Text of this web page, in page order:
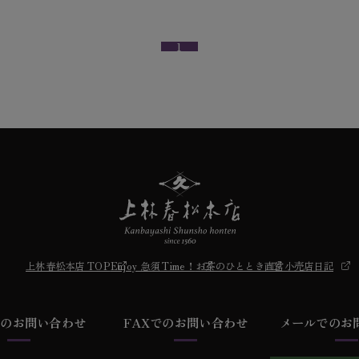
1
上林春松本店 TOPEnjoy 急須 Time！ お茶のひととき直営小売店日記
お問い合わせ FAXでのお問い合わせ メールでのお